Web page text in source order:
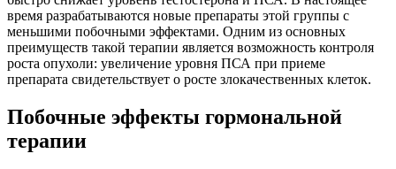
время разрабатываются новые препараты этой группы с
меньшими побочными эффектами. Одним из основных
преимуществ такой терапии является возможность контроля
роста опухоли: увеличение уровня ПСА при приеме
препарата свидетельствует о росте злокачественных клеток.
Побочные эффекты гормональной
терапии